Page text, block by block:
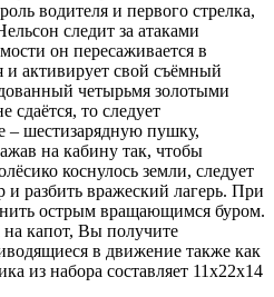
водителя и первого стрелка,
следит за атаками
он пересаживается в
и активирует свой съёмный
четырьмя золотыми
сдаётся, то следует
– шестизарядную пушку,
на кабину так, чтобы
коснулось земли, следует
разбить вражеский лагерь. При
острым вращающимся буром.
на капот, Вы получите
в движение также как
из набора составляет 11х22х14